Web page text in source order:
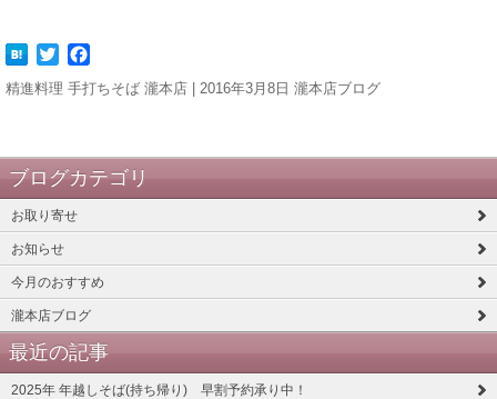
Twitter
精進料理 手打ちそば 瀧本店 | 2016年3月8日 瀧本店ブログ
ブログカテゴリ
お取り寄せ
お知らせ
今月のおすすめ
瀧本店ブログ
最近の記事
2025年 年越しそば(持ち帰り) 早割予約承り中！